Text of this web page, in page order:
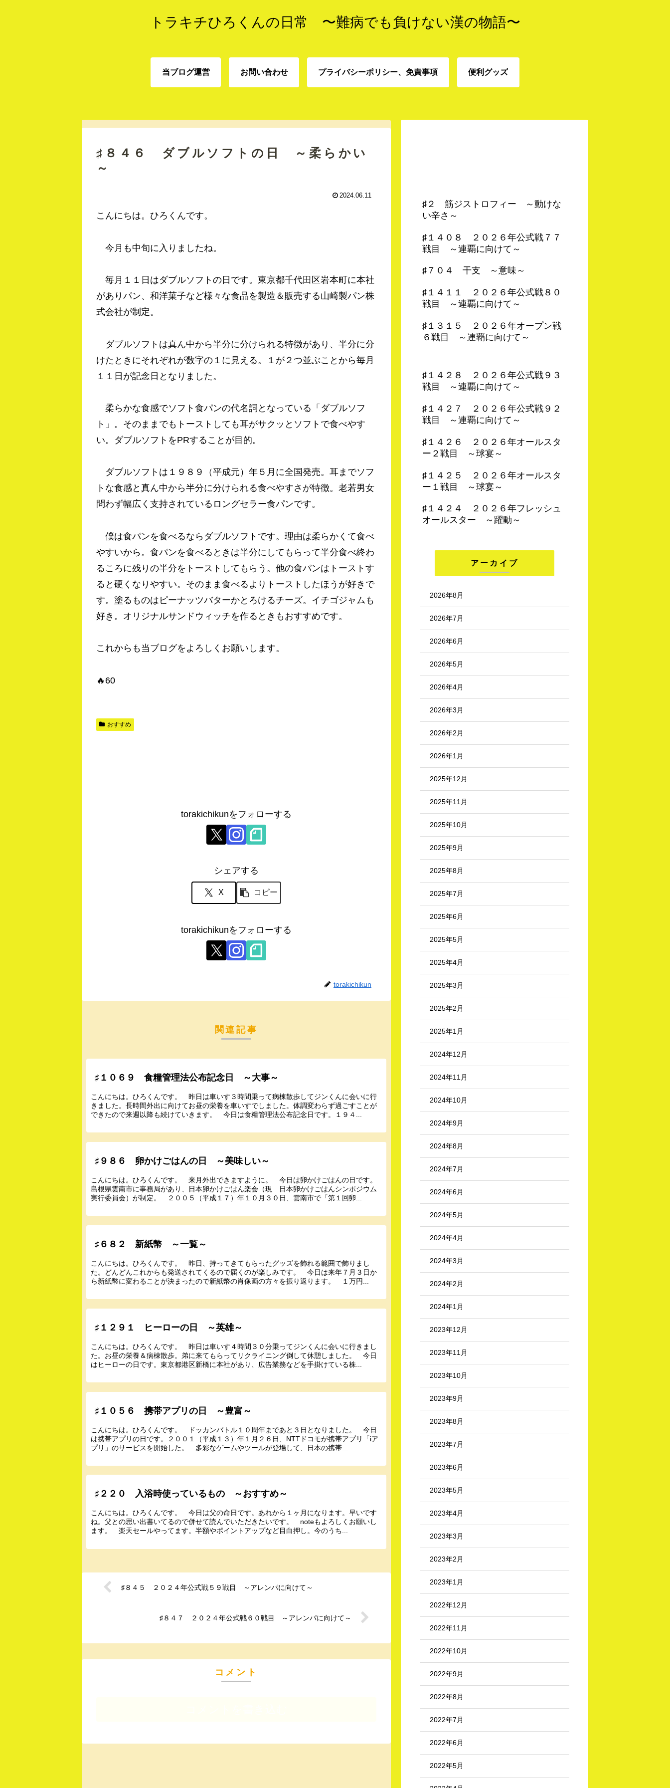
トラキチひろくんの日常 〜難病でも負けない漢の物語〜
当ブログ運営 お問い合わせ プライバシーポリシー、免責事項 便利グッズ
♯８４６ ダブルソフトの日 ～柔らかい
～
2024.06.11
こんにちは。ひろくんです。
今月も中旬に入りましたね。
毎月１１日はダブルソフトの日です。東京都千代田区岩本町に本社
がありパン、和洋菓子など様々な食品を製造＆販売する山崎製パン株
式会社が制定。
ダブルソフトは真ん中から半分に分けられる特徴があり、半分に分
けたときにそれぞれが数字の１に見える。１が２つ並ぶことから毎月
１１日が記念日となりました。
柔らかな食感でソフト食パンの代名詞となっている「ダブルソフ
ト」。そのままでもトーストしても耳がサクッとソフトで食べやす
い。ダブルソフトをPRすることが目的。
ダブルソフトは１９８９（平成元）年５月に全国発売。耳までソフ
トな食感と真ん中から半分に分けられる食べやすさが特徴。老若男女
問わず幅広く支持されているロングセラー食パンです。
僕は食パンを食べるならダブルソフトです。理由は柔らかくて食べ
やすいから。食パンを食べるときは半分にしてもらって半分食べ終わ
るころに残りの半分をトーストしてもらう。他の食パンはトーストす
ると硬くなりやすい。そのまま食べるよりトーストしたほうが好きで
す。塗るものはピーナッツバターかとろけるチーズ。イチゴジャムも
好き。オリジナルサンドウィッチを作るときもおすすめです。
これからも当ブログをよろしくお願いします。
🔥60
おすすめ
torakichikunをフォローする
シェアする
X コピー
torakichikunをフォローする
torakichikun
関連記事
♯１０６９ 食糧管理法公布記念日 ～大事～
こんにちは。ひろくんです。 昨日は車いす３時間乗って病棟散歩してジンくんに会いに行
きました。長時間外出に向けてお昼の栄養を車いすでしました。体調変わらず過ごすことが
できたので来週以降も続けていきます。 今日は食糧管理法公布記念日です。１９４...
♯９８６ 卵かけごはんの日 ～美味しい～
こんにちは。ひろくんです。 来月外出できますように。 今日は卵かけごはんの日です。
島根県雲南市に事務局があり、日本卵かけごはん楽会（現 日本卵かけごはんシンポジウム
実行委員会）が制定。 ２００５（平成１７）年１０月３０日、雲南市で「第１回卵...
♯６８２ 新紙幣 ～一覧～
こんにちは。ひろくんです。 昨日、持ってきてもらったグッズを飾れる範囲で飾りまし
た。どんどんこれからも発送されてくるので届くのが楽しみです。 今日は来年７月３日か
ら新紙幣に変わることが決まったので新紙幣の肖像画の方々を振り返ります。 １万円...
♯１２９１ ヒーローの日 ～英雄～
こんにちは。ひろくんです。 昨日は車いす４時間３０分乗ってジンくんに会いに行きまし
た。お昼の栄養＆病棟散歩。弟に来てもらってリクライニング倒して休憩しました。 今日
はヒーローの日です。東京都港区新橋に本社があり、広告業務などを手掛けている株...
♯１０５６ 携帯アプリの日 ～豊富～
こんにちは。ひろくんです。 ドッカンバトル１０周年まであと３日となりました。 今日
は携帯アプリの日です。２００１（平成１３）年１月２６日、NTTドコモが携帯アプリ「iア
プリ」のサービスを開始した。 多彩なゲームやツールが登場して、日本の携帯...
♯２２０ 入浴時使っているもの ～おすすめ～
こんにちは。ひろくんです。 今日は父の命日です。あれから１ヶ月になります。早いです
ね。父との思い出書いてるので併せて読んでいただきたいです。 noteもよろしくお願いし
ます。 楽天セールやってます。半額やポイントアップなど目白押し。今のうち...
♯８４５ ２０２４年公式戦５９戦目 ～アレンパに向けて～
♯８４７ ２０２４年公式戦６０戦目 ～アレンパに向けて～
コメント
♯２ 筋ジストロフィー ～動けな
い辛さ～
♯１４０８ ２０２６年公式戦７７
戦目 ～連覇に向けて～
♯７０４ 干支 ～意味～
♯１４１１ ２０２６年公式戦８０
戦目 ～連覇に向けて～
♯１３１５ ２０２６年オープン戦
６戦目 ～連覇に向けて～
♯１４２８ ２０２６年公式戦９３
戦目 ～連覇に向けて～
♯１４２７ ２０２６年公式戦９２
戦目 ～連覇に向けて～
♯１４２６ ２０２６年オールスタ
ー２戦目 ～球宴～
♯１４２５ ２０２６年オールスタ
ー１戦目 ～球宴～
♯１４２４ ２０２６年フレッシュ
オールスター ～躍動～
アーカイブ
2026年8月
2026年7月
2026年6月
2026年5月
2026年4月
2026年3月
2026年2月
2026年1月
2025年12月
2025年11月
2025年10月
2025年9月
2025年8月
2025年7月
2025年6月
2025年5月
2025年4月
2025年3月
2025年2月
2025年1月
2024年12月
2024年11月
2024年10月
2024年9月
2024年8月
2024年7月
2024年6月
2024年5月
2024年4月
2024年3月
2024年2月
2024年1月
2023年12月
2023年11月
2023年10月
2023年9月
2023年8月
2023年7月
2023年6月
2023年5月
2023年4月
2023年3月
2023年2月
2023年1月
2022年12月
2022年11月
2022年10月
2022年9月
2022年8月
2022年7月
2022年6月
2022年5月